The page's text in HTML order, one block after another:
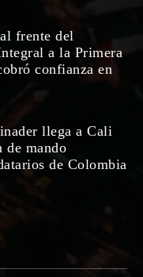
frente del
a la Primera
confianza en
llega a Cali
de mando
de Colombia